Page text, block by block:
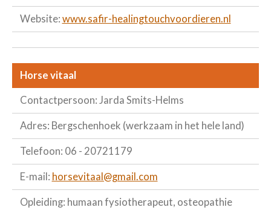
Website: www.safir-healingtouchvoordieren.nl
Horse vitaal
Contactpersoon: Jarda Smits-Helms
Adres: Bergschenhoek (werkzaam in het hele land)
Telefoon: 06 - 20721179
E-mail: horsevitaal@gmail.com
Opleiding: humaan fysiotherapeut, osteopathie